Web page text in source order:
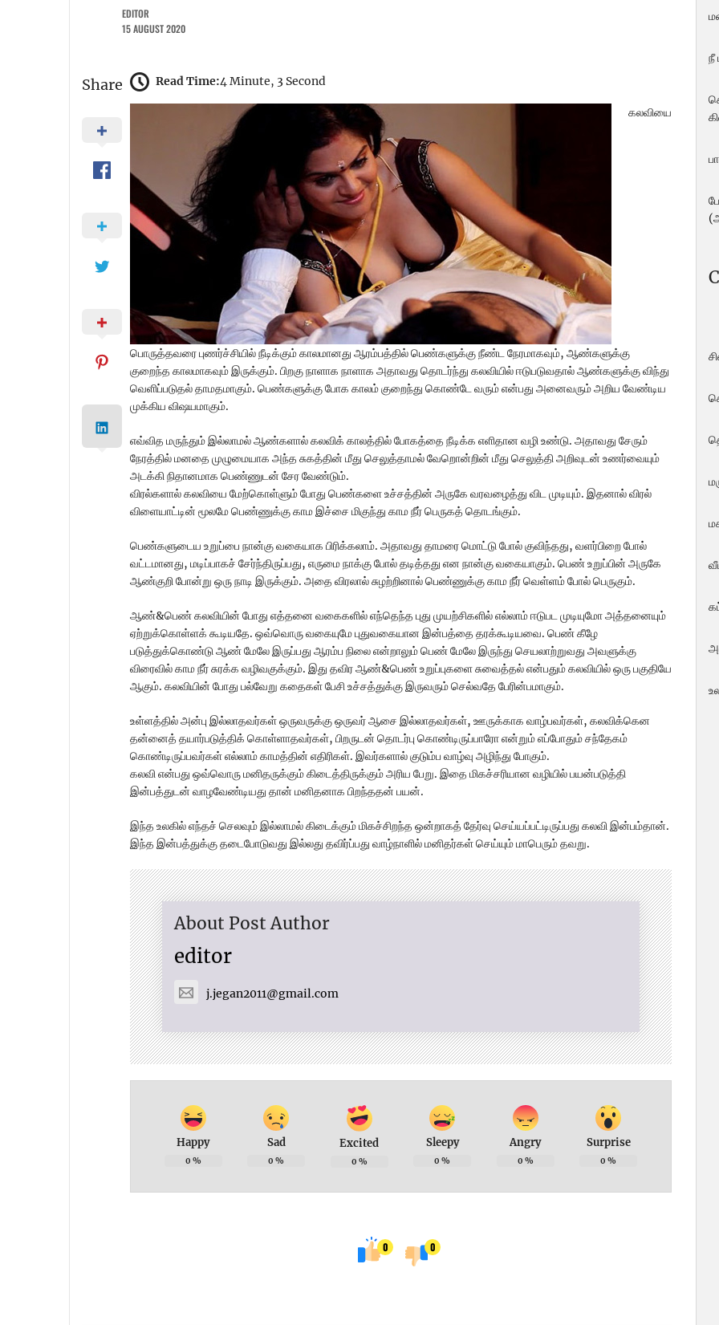
EDITOR
15 AUGUST 2020
Share Read Time:4 Minute, 3 Second
கலவியை
பொருத்தவரை புணர்ச்சியில் நீடிக்கும் காலமானது ஆரம்பத்தில் பெண்களுக்கு நீண்ட நேரமாகவும், ஆண்களுக்கு
குறைந்த காலமாகவும் இருக்கும். பிறகு நாளாக நாளாக அதாவது தொடர்ந்து கலவியில் ஈடுபடுவதால் ஆண்களுக்கு விந்து
வெளிப்படுதல் தாமதமாகும். பெண்களுக்கு போக காலம் குறைந்து கொண்டே வரும் என்பது அனைவரும் அறிய வேண்டிய
முக்கிய விஷயமாகும்.
எவ்வித மருந்தும் இல்லாமல் ஆண்களால் கலவிக் காலத்தில் போகத்தை நீடிக்க எளிதான வழி உண்டு. அதாவது சேரும்
நேரத்தில் மனதை முழுமையாக அந்த சுகத்தின் மீது செலுத்தாமல் வேறொன்றின் மீது செலுத்தி அறிவுடன் உணர்வையும்
அடக்கி நிதானமாக பெண்ணுடன் சேர வேண்டும்.
விரல்களால் கலவியை மேற்கொள்ளும் போது பெண்களை உச்சத்தின் அருகே வரவழைத்து விட முடியும். இதனால் விரல்
விளையாட்டின் மூலமே பெண்ணுக்கு காம இச்சை மிகுந்து காம நீர் பெருகத் தொடங்கும்.
பெண்களுடைய உறுப்பை நான்கு வகையாக பிரிக்கலாம். அதாவது தாமரை மொட்டு போல் குவிந்தது, வளர்பிறை போல்
வட்டமானது, மடிப்பாகச் சேர்ந்திருப்பது, எருமை நாக்கு போல் தடித்தது என நான்கு வகையாகும். பெண் உறுப்பின் அருகே
ஆண்குறி போன்று ஒரு நாடி இருக்கும். அதை விரலால் சுழற்றினால் பெண்ணுக்கு காம நீர் வெள்ளம் போல் பெருகும்.
ஆண்&பெண் கலவியின் போது எத்தனை வகைகளில் எந்தெந்த புது முயற்சிகளில் எல்லாம் ஈடுபட முடியுமோ அத்தனையும்
ஏற்றுக்கொள்ளக் கூடியதே. ஒவ்வொரு வகையுமே புதுவகையான இன்பத்தை தரக்கூடியவை. பெண் கீழே
படுத்துக்கொண்டு ஆண் மேலே இருப்பது ஆரம்ப நிலை என்றாலும் பெண் மேலே இருந்து செயலாற்றுவது அவளுக்கு
விரைவில் காம நீர் சுரக்க வழிவகுக்கும். இது தவிர ஆண்&பெண் உறுப்புகளை சுவைத்தல் என்பதும் கலவியில் ஒரு பகுதியே
ஆகும். கலவியின் போது பல்வேறு கதைகள் பேசி உச்சத்துக்கு இருவரும் செல்வதே பேரின்பமாகும்.
உள்ளத்தில் அன்பு இல்லாதவர்கள் ஒருவருக்கு ஒருவர் ஆசை இல்லாதவர்கள், ஊருக்காக வாழ்பவர்கள், கலவிக்கென
தன்னைத் தயார்படுத்திக் கொள்ளாதவர்கள், பிறருடன் தொடர்பு கொண்டிருப்பாரோ என்றும் எப்போதும் சந்தேகம்
கொண்டிருப்பவர்கள் எல்லாம் காமத்தின் எதிரிகள். இவர்களால் குடும்ப வாழ்வு அழிந்து போகும்.
கலவி என்பது ஒவ்வொரு மனிதருக்கும் கிடைத்திருக்கும் அரிய பேறு. இதை மிகச்சரியான வழியில் பயன்படுத்தி
இன்பத்துடன் வாழவேண்டியது தான் மனிதனாக பிறந்ததன் பயன்.
இந்த உலகில் எந்தச் செலவும் இல்லாமல் கிடைக்கும் மிகச்சிறந்த ஒன்றாகத் தேர்வு செய்யப்பட்டிருப்பது கலவி இன்பம்தான்.
இந்த இன்பத்துக்கு தடைபோடுவது இல்லது தவிர்ப்பது வாழ்நாளில் மனிதர்கள் செய்யும் மாபெரும் தவறு.
About Post Author
editor
j.jegan2011@gmail.com
Happy
0 %
Sad
0 %
Excited
0 %
Sleepy
0 %
Angry
0 %
Surprise
0 %
0 0
நீ